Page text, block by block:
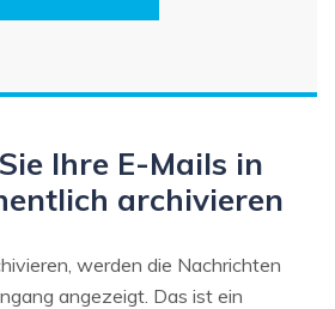
Ihre E-Mails in
archivieren
werden die Nachrichten
angezeigt. Das ist ein